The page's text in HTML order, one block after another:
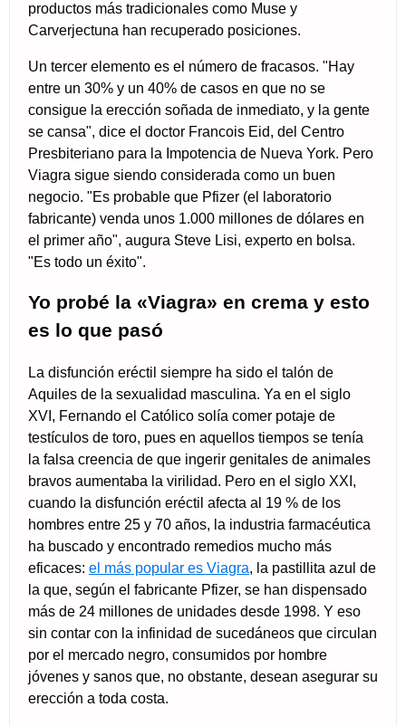
productos más tradicionales como Muse y
Carverjectuna han recuperado posiciones.
Un tercer elemento es el número de fracasos. "Hay
entre un 30% y un 40% de casos en que no se
consigue la erección soñada de inmediato, y la gente
se cansa", dice el doctor Francois Eid, del Centro
Presbiteriano para la Impotencia de Nueva York. Pero
Viagra sigue siendo considerada como un buen
negocio. "Es probable que Pfizer (el laboratorio
fabricante) venda unos 1.000 millones de dólares en
el primer año", augura Steve Lisi, experto en bolsa.
"Es todo un éxito".
Yo probé la «Viagra» en crema y esto
es lo que pasó
La disfunción eréctil siempre ha sido el talón de
Aquiles de la sexualidad masculina. Ya en el siglo
XVI, Fernando el Católico solía comer potaje de
testículos de toro, pues en aquellos tiempos se tenía
la falsa creencia de que ingerir genitales de animales
bravos aumentaba la virilidad. Pero en el siglo XXI,
cuando la disfunción eréctil afecta al 19 % de los
hombres entre 25 y 70 años, la industria farmacéutica
ha buscado y encontrado remedios mucho más
eficaces: el más popular es Viagra, la pastillita azul de
la que, según el fabricante Pfizer, se han dispensado
más de 24 millones de unidades desde 1998. Y eso
sin contar con la infinidad de sucedáneos que circulan
por el mercado negro, consumidos por hombre
jóvenes y sanos que, no obstante, desean asegurar su
erección a toda costa.